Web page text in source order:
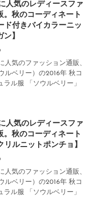
人気のレディースファ
。秋のコーディネート
ド付きバイカラーニッ
ン】
人気のファッション通販、
ルベリー）の2016年 秋コ
ル服 「ソウルベリー」
人気のレディースファ
。秋のコーディネート
リルニットポンチョ】
人気のファッション通販、
ルベリー）の2016年 秋コ
ル服 「ソウルベリー」